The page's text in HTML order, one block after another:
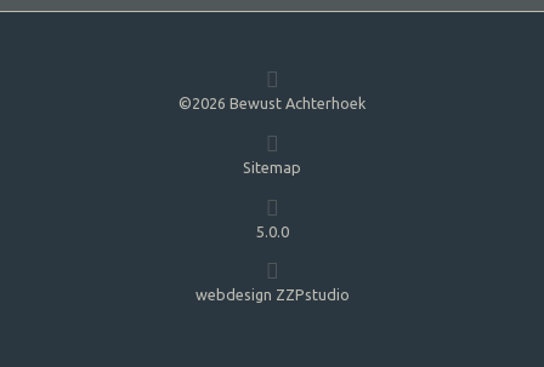
©2026 Bewust Achterhoek
Sitemap
5.0.0
webdesign ZZPstudio